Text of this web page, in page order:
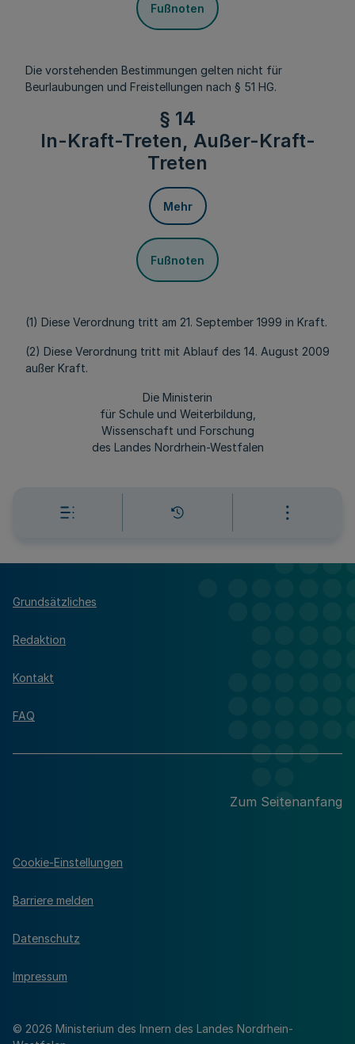
Fußnoten
Die vorstehenden Bestimmungen gelten nicht für
Beurlaubungen und Freistellungen nach § 51 HG.
§ 14
In-Kraft-Treten, Außer-Kraft-
Treten
Mehr
Fußnoten
(1) Diese Verordnung tritt am 21. September 1999 in Kraft.
(2) Diese Verordnung tritt mit Ablauf des 14. August 2009
außer Kraft.
Die Ministerin
für Schule und Weiterbildung,
Wissenschaft und Forschung
des Landes Nordrhein-Westfalen
Grundsätzliches
Redaktion
Kontakt
FAQ
Zum Seitenanfang
© 2026 Ministerium des Innern des Landes Nordrhein-
Cookie-Einstellungen
Barriere melden
Datenschutz
Impressum